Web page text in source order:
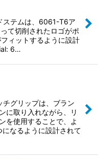
ステムは、6061-T6ア
て切削されたロゴがポ
ィットするように設計
6…
グリップは、ブラン
に取り入れながら、リ
を使用することで、よ
になるように設計されて